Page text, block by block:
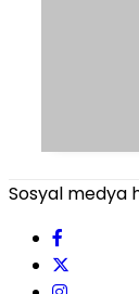
Sosyal medya